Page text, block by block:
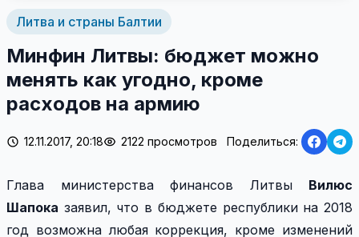
Литва и страны Балтии
Минфин Литвы: бюджет можно
менять как угодно, кроме
расходов на армию
12.11.2017, 20:18 2122 просмотров Поделиться:
Глава министерства финансов Литвы
Вилюс
Шапока заявил, что в бюджете республики на 2018
год возможна любая коррекция, кроме изменений